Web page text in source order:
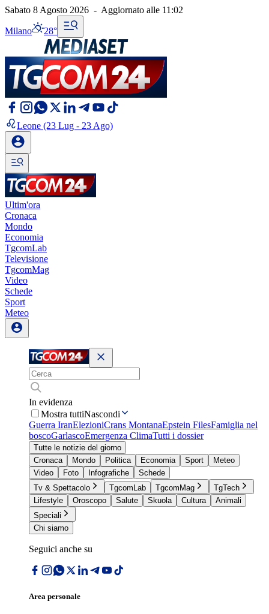
Sabato 8 Agosto 2026 - Aggiornato alle 11:02
Milano 28°
Leone (23 Lug - 23 Ago)
Ultim'ora
Cronaca
Mondo
Economia
TgcomLab
Televisione
TgcomMag
Video
Schede
Sport
Meteo
In evidenza
Mostra tuttiNascondi
Guerra IranElezioniCrans MontanaEpstein FilesFamiglia nel
boscoGarlascoEmergenza ClimaTutti i dossier
Tutte le notizie del giorno
Cronaca
Mondo Politica Economia Sport
Meteo
Video
Foto Infografiche
Schede
Tv & Spettacolo
TgcomLab TgcomMag
TgTech
Lifestyle
Oroscopo Salute Skuola Cultura
Animali
Speciali
Chi siamo
Seguici anche su
Area personale